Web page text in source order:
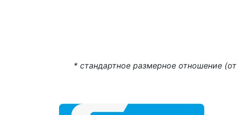
* стандартное размерное отношение